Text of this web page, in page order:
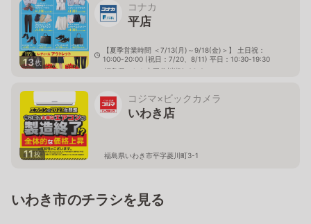
13枚
コナカ
平店
【夏季営業時間 ＜7/13(月)～9/18(金)＞】 土日祝：
10:00-20:00 (祝日：7/20、8/11) 平日：10:30-19:30
福島県いわき市平谷川瀬3-26-2
11枚
コジマ×ビックカメラ
いわき店
福島県いわき市平字菱川町3-1
いわき市のチラシを見る